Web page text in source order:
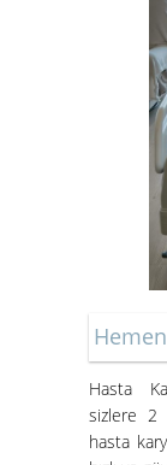
Kiralık
Kiralık
Bornova'da
Hasta
Hasta
Hizmeti
Hasta
sizlere 2
hasta